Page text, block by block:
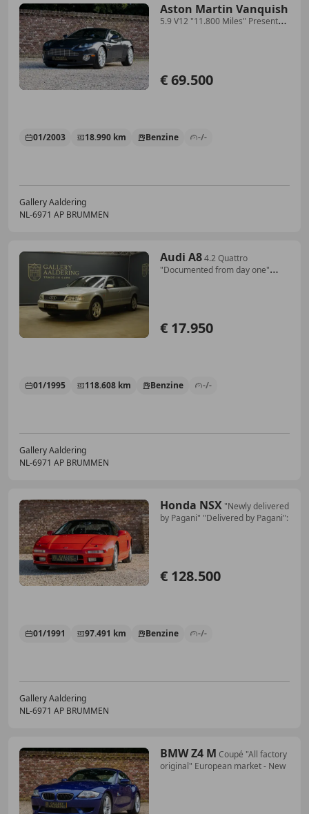
Aston Martin Vanquish
5.9 V12 "11.800 Miles" Presented
€ 69.500
01/2003 18.990 km Benzine -/-
Gallery Aaldering
NL-6971 AP BRUMMEN
Audi A84.2 Quattro
"Documented from day one"
€ 17.950
01/1995 118.608 km Benzine -/-
Gallery Aaldering
NL-6971 AP BRUMMEN
Honda NSX "Newly delivered
by Pagani" "Delivered by Pagani":
€ 128.500
01/1991 97.491 km Benzine -/-
Gallery Aaldering
NL-6971 AP BRUMMEN
BMW Z4 M Coupé "All factory
original" European market - New